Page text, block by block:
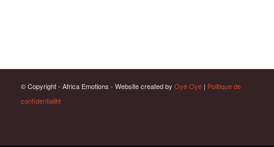
© Copyright - Africa Emotions - Website created by Oyé Oyé| Politique de
confidentialité